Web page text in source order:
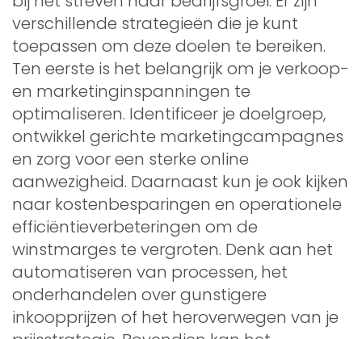
verschillende strategieën die je kunt
toepassen om deze doelen te bereiken.
Ten eerste is het belangrijk om je verkoop-
en marketinginspanningen te
optimaliseren. Identificeer je doelgroep,
ontwikkel gerichte marketingcampagnes
en zorg voor een sterke online
aanwezigheid. Daarnaast kun je ook kijken
naar kostenbesparingen en operationele
efficiëntieverbeteringen om de
winstmarges te vergroten. Denk aan het
automatiseren van processen, het
onderhandelen over gunstigere
inkoopprijzen of het heroverwegen van je